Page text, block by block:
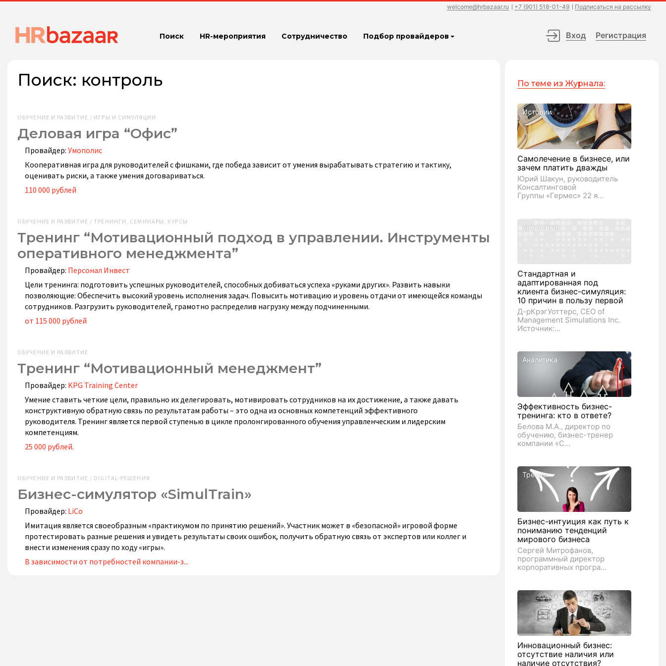
welcome@hrbazaar.ru +7 (901) 518-01-49 Подписаться на рассылку
Поиск HR-мероприятия Сотрудничество Подбор провайдеров Вход Регистрация
Поиск: контроль
ОБУЧЕНИЕ И РАЗВИТИЕ / ИГРЫ И СИМУЛЯЦИИ
Деловая игра “Офис”
Провайдер: Умополис
Кооперативная игра для руководителей с фишками, где победа зависит от умения вырабатывать стратегию и тактику,
оценивать риски, а также умения договариваться.
110 000 рублей
ОБУЧЕНИЕ И РАЗВИТИЕ / ТРЕНИНГИ, СЕМИНАРЫ, КУРСЫ
Тренинг “Мотивационный подход в управлении. Инструменты
оперативного менеджмента”
Провайдер: Персонал Инвест
Цели тренинга: подготовить успешных руководителей, способных добиваться успеха «руками других». Развить навыки
позволяющие: Обеспечить высокий уровень исполнения задач. Повысить мотивацию и уровень отдачи от имеющейся команды
сотрудников. Разгрузить руководителей, грамотно распределив нагрузку между подчиненными.
от 115 000 рублей
ОБУЧЕНИЕ И РАЗВИТИЕ
Тренинг “Мотивационный менеджмент”
Провайдер: KPG Training Center
Умение ставить четкие цели, правильно их делегировать, мотивировать сотрудников на их достижение, а также давать
конструктивную обратную связь по результатам работы – это одна из основных компетенций эффективного
руководителя. Тренинг является первой ступенью в цикле пролонгированного обучения управленческим и лидерским
компетенциям.
25 000 рублей.
ОБУЧЕНИЕ И РАЗВИТИЕ / DIGITAL-РЕШЕНИЯ
Бизнес-симулятор «SimulTrain»
Провайдер: LiCo
Имитация является своеобразным «практикумом по принятию решений». Участник может в «безопасной» игровой форме
протестировать разные решения и увидеть результаты своих ошибок, получить обратную связь от экспертов или коллег и
внести изменения сразу по ходу «игры».
В зависимости от потребностей компании-з...
По теме из Журнала:
Истории
Самолечение в бизнесе, или
зачем платить дважды
Юрий Шакун, руководитель
Консалтинговой
Группы «Гермес» 22 я...
Аналитика
Стандартная и
адаптированная под
клиента бизнес-симуляция:
10 причин в пользу первой
Д-рКрэгУоттерс, CEO of
Management Simulations Inc.
Источник:...
Аналитика
Эффективность бизнес-
тренинга: кто в ответе?
Белова М.А., директор по
обучению, бизнес-тренер
компании «С...
Тренды
Бизнес-интуиция как путь к
пониманию тенденций
мирового бизнеса
Сергей Митрофанов,
программный директор
корпоративных програ...
Инновационный бизнес:
отсутствие наличия или
наличие отсутствия?